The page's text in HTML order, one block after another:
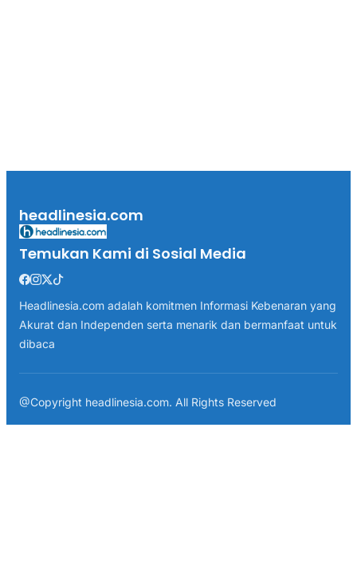
headlinesia.com
Temukan Kami di Sosial Media
Headlinesia.com adalah komitmen Informasi Kebenaran yang
Akurat dan Independen serta menarik dan bermanfaat untuk
dibaca
@Copyright headlinesia.com. All Rights Reserved